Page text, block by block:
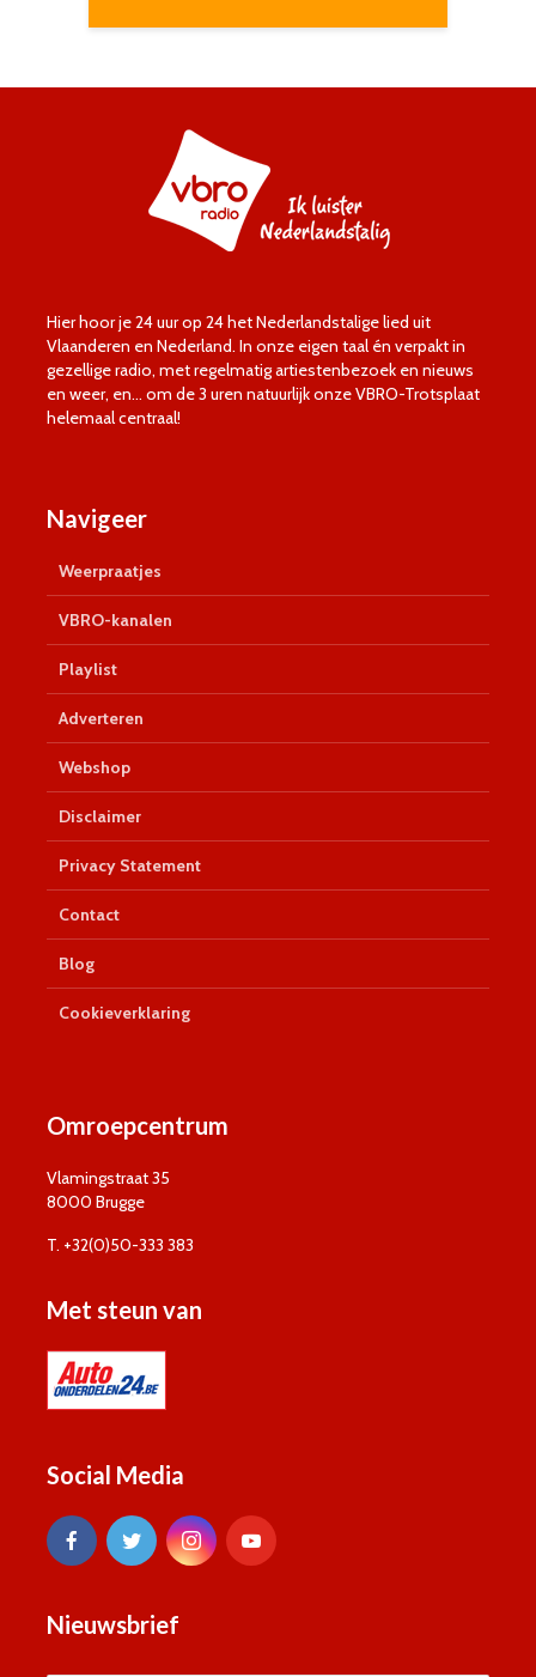
Hier hoor je 24 uur op 24 het Nederlandstalige lied uit
Vlaanderen en Nederland. In onze eigen taal én verpakt in
gezellige radio, met regelmatig artiestenbezoek en nieuws
en weer, en… om de 3 uren natuurlijk onze VBRO-Trotsplaat
helemaal centraal!
Navigeer
Weerpraatjes
VBRO-kanalen
Playlist
Adverteren
Webshop
Disclaimer
Privacy Statement
Contact
Blog
Cookieverklaring
Omroepcentrum
Vlamingstraat 35
8000 Brugge
T. +32(0)50-333 383
Met steun van
Social Media
Nieuwsbrief